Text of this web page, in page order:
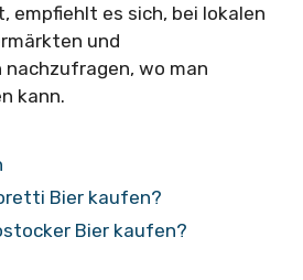
empfiehlt es sich, bei lokalen
und
wo man
kann.
Bier kaufen?
Bier kaufen?